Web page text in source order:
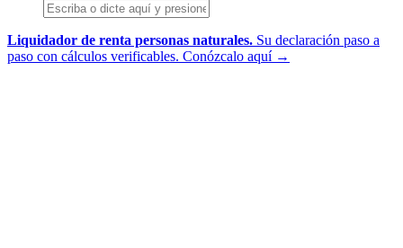
Liquidador de renta personas naturales. Su declaración paso a
paso con cálculos verificables. Conózcalo aquí →